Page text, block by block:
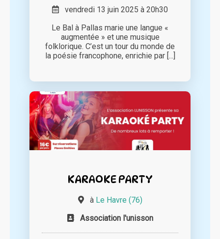
vendredi 13 juin 2025 à 20h30
Le Bal à Pallas marie une langue «
augmentée » et une musique
folklorique. C’est un tour du monde de
la poésie francophone, enrichie par [...]
KARAOKE PARTY
à Le Havre (76)
Association l'unisson